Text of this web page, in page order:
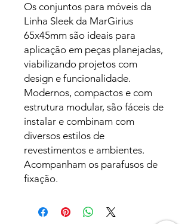
Os conjuntos para móveis da
Linha Sleek da MarGirius
65x45mm são ideais para
aplicação em peças planejadas,
viabilizando projetos com
design e funcionalidade.
Modernos, compactos e com
estrutura modular, são fáceis de
instalar e combinam com
diversos estilos de
revestimentos e ambientes.
Acompanham os parafusos de
fixação.